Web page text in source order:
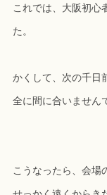
これでは、大阪初心
た。
かくして、次の千日
全に間に合いません
こうなったら、会場